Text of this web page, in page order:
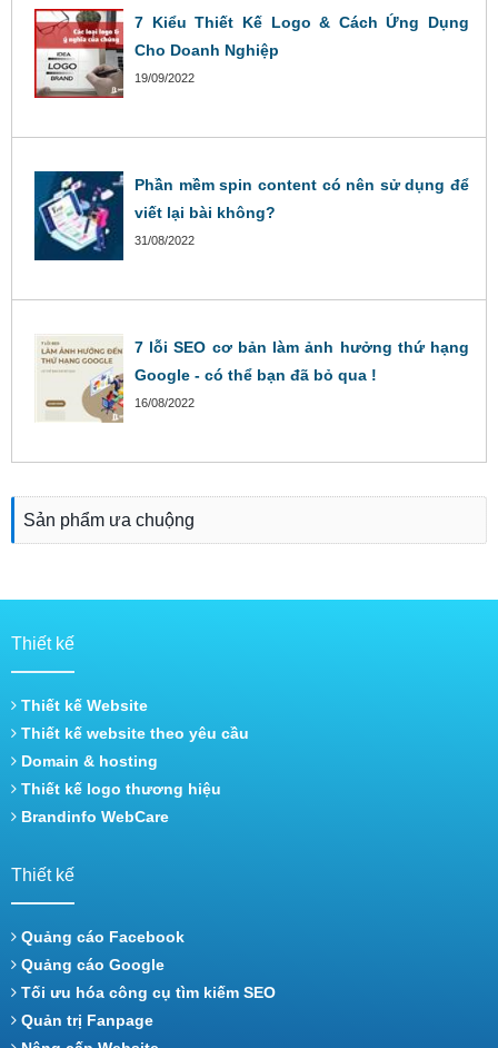
7 Kiểu Thiết Kế Logo & Cách Ứng Dụng
Cho Doanh Nghiệp
19/09/2022
Phần mềm spin content có nên sử dụng để
viết lại bài không?
31/08/2022
7 lỗi SEO cơ bản làm ảnh hưởng thứ hạng
Google - có thể bạn đã bỏ qua !
16/08/2022
Sản phẩm ưa chuộng
Thiết kế
Thiết kế Website
Thiết kế website theo yêu cầu
Domain & hosting
Thiết kế logo thương hiệu
Brandinfo WebCare
Thiết kế
Quảng cáo Facebook
Quảng cáo Google
Tối ưu hóa công cụ tìm kiếm SEO
Quản trị Fanpage